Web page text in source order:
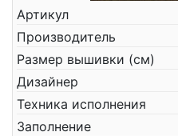
Артикул
Производитель
Размер вышивки (см)
Дизайнер
Техника исполнения
Заполнение